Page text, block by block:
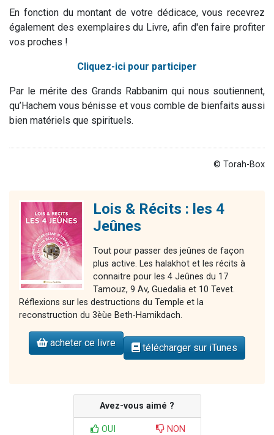
En fonction du montant de votre dédicace, vous recevrez
également des exemplaires du Livre, afin d'en faire profiter
vos proches !
Cliquez-ici pour participer
Par le mérite des Grands Rabbanim qui nous soutiennent,
qu’Hachem vous bénisse et vous comble de bienfaits aussi
bien matériels que spirituels.
© Torah-Box
Lois & Récits : les 4
Jeûnes
Tout pour passer des jeûnes de façon
plus active. Les halakhot et les récits à
connaitre pour les 4 Jeûnes du 17
Tamouz, 9 Av, Guedalia et 10 Tevet.
Réflexions sur les destructions du Temple et la
reconstruction du 3èùe Beth-Hamikdach.
acheter ce livre télécharger sur iTunes
Avez-vous aimé ?
OUI NON